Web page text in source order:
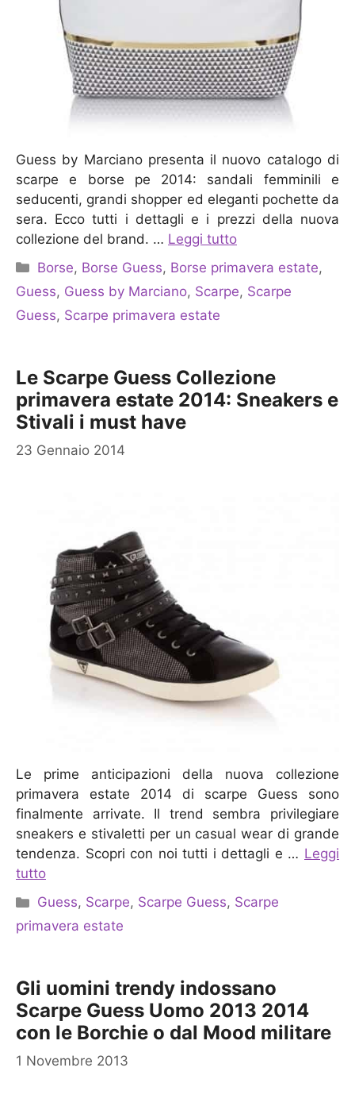
Guess by Marciano presenta il nuovo catalogo di
scarpe e borse pe 2014: sandali femminili e
seducenti, grandi shopper ed eleganti pochette da
sera. Ecco tutti i dettagli e i prezzi della nuova
collezione del brand. … Leggi tutto
Categorie
Borse, Borse Guess, Borse primavera estate,
Guess, Guess by Marciano, Scarpe, Scarpe
Guess, Scarpe primavera estate
Le Scarpe Guess Collezione
primavera estate 2014: Sneakers e
Stivali i must have
23 Gennaio 2014
Le prime anticipazioni della nuova collezione
primavera estate 2014 di scarpe Guess sono
finalmente arrivate. Il trend sembra privilegiare
sneakers e stivaletti per un casual wear di grande
tendenza. Scopri con noi tutti i dettagli e … Leggi
tutto
Categorie
Guess, Scarpe, Scarpe Guess, Scarpe
primavera estate
Gli uomini trendy indossano
Scarpe Guess Uomo 2013 2014
con le Borchie o dal Mood militare
1 Novembre 2013